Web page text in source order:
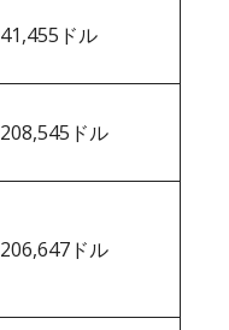
41,455ドル
208,545ドル
206,647ドル